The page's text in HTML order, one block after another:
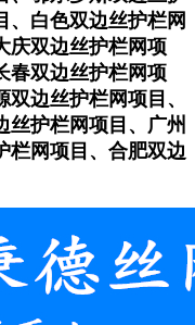
、白色双边丝护栏网
庆双边丝护栏网项
春双边丝护栏网项
边丝护栏网项目、
丝护栏网项目、广州
栏网项目、合肥双边